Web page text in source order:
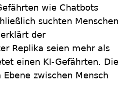
wie Chatbots
suchten Menschen
der
Replika seien mehr als
einen KI-Gefährten. Die
zwischen Mensch